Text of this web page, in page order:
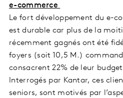
e-commerce
Le fort développement du e-
est durable car plus de la
récemment gagnés ont été
foyers (soit 10,5 M.)
consacrent 22% de leur
Interrogés par Kantar, ces
seniors, sont motivés par